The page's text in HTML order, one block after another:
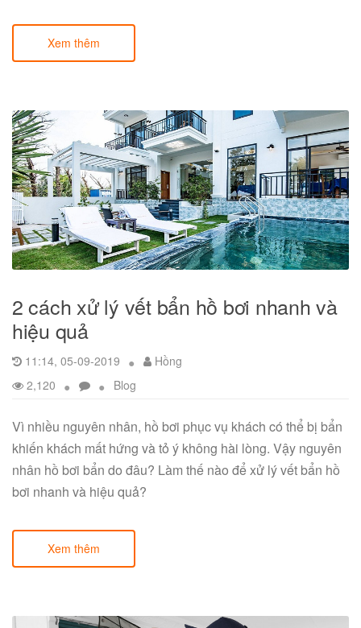
Xem thêm
2 cách xử lý vết bẩn hồ bơi nhanh và
hiệu quả
11:14, 05-09-2019
Hồng
2,120
Blog
Vì nhiều nguyên nhân, hồ bơi phục vụ khách có thể bị bẩn
khiến khách mất hứng và tỏ ý không hài lòng. Vậy nguyên
nhân hồ bơi bẩn do đâu? Làm thế nào để xử lý vết bẩn hồ
bơi nhanh và hiệu quả?
Xem thêm